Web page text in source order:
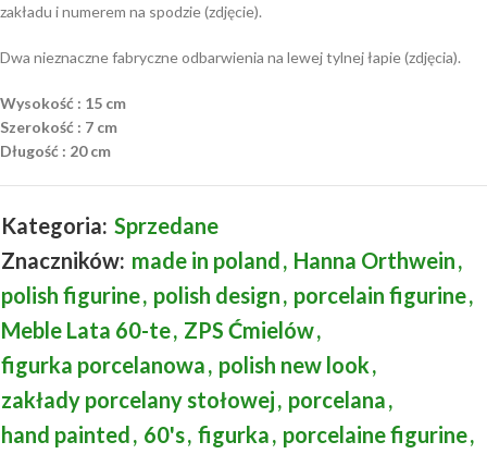
zakładu i numerem na spodzie (zdjęcie).
Dwa nieznaczne fabryczne odbarwienia na lewej tylnej łapie (zdjęcia).
Wysokość : 15 cm
Szerokość : 7 cm
Długość : 20 cm
Kategoria: Sprzedane
Znaczników: made in poland, Hanna Orthwein,
polish figurine, polish design, porcelain figurine,
Meble Lata 60-te, ZPS Ćmielów,
figurka porcelanowa, polish new look,
zakłady porcelany stołowej, porcelana,
hand painted, 60's, figurka, porcelaine figurine,